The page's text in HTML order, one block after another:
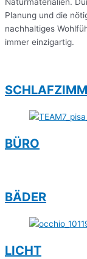
Planung und die
nachhaltiges
immer einzigartig.
BÜRO
BÄDER
LICHT